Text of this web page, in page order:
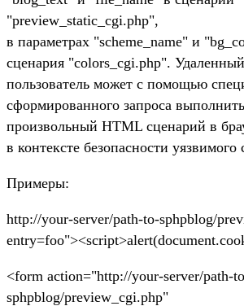
"preview_static_cgi.php",
в параметрах "scheme_name" и
сценария "colors_cgi.php". Удаленный
пользователь может с помощью
сформированного запроса выполнить
произвольный HTML сценарий в
в контексте безопасности уязвимого
Примеры:
http://your-server/path-to-sphpblog/
<form action="http://your-server/path-
sphpblog/preview_cgi.php"